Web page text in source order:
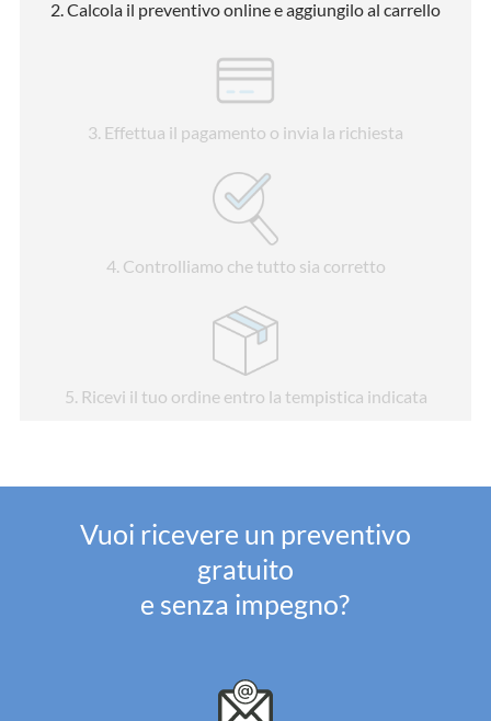
2. Calcola il preventivo online e aggiungilo al carrello
3 . Effettua il pagamento o invia la richiesta
4. Controlliamo che tutto sia corretto
5 . Ricevi il tuo ordine entro la tempistica indicata
Vuoi ricevere un preventivo
gratuito
e senza impegno?